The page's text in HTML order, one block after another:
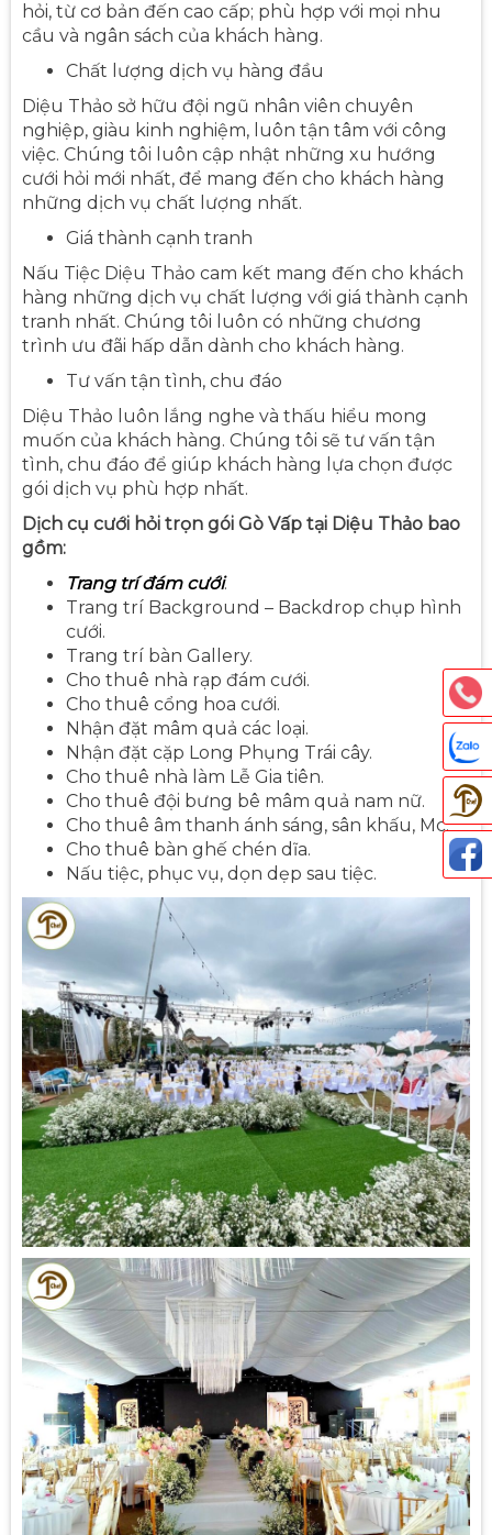
hỏi, từ cơ bản đến cao cấp; phù hợp với mọi nhu
cầu và ngân sách của khách hàng.
Chất lượng dịch vụ hàng đầu
Diệu Thảo sở hữu đội ngũ nhân viên chuyên
nghiệp, giàu kinh nghiệm, luôn tận tâm với công
việc. Chúng tôi luôn cập nhật những xu hướng
cưới hỏi mới nhất, để mang đến cho khách hàng
những dịch vụ chất lượng nhất.
Giá thành cạnh tranh
Nấu Tiệc Diệu Thảo cam kết mang đến cho khách
hàng những dịch vụ chất lượng với giá thành cạnh
tranh nhất. Chúng tôi luôn có những chương
trình ưu đãi hấp dẫn dành cho khách hàng.
Tư vấn tận tình, chu đáo
Diệu Thảo luôn lắng nghe và thấu hiểu mong
muốn của khách hàng. Chúng tôi sẽ tư vấn tận
tình, chu đáo để giúp khách hàng lựa chọn được
gói dịch vụ phù hợp nhất.
Dịch cụ cưới hỏi trọn gói Gò Vấp tại Diệu Thảo bao
gồm:
Trang trí đám cưới.
Trang trí Background – Backdrop chụp hình
cưới.
Trang trí bàn Gallery.
Cho thuê nhà rạp đám cưới.
Cho thuê cổng hoa cưới.
Nhận đặt mâm quả các loại.
Nhận đặt cặp Long Phụng Trái cây.
Cho thuê nhà làm Lễ Gia tiên.
Cho thuê đội bưng bê mâm quả nam nữ.
Cho thuê âm thanh ánh sáng, sân khấu, Mc.
Cho thuê bàn ghế chén dĩa.
Nấu tiệc, phục vụ, dọn dẹp sau tiệc.